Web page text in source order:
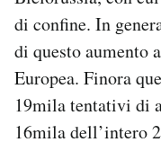
di confine. In
di questo aumento
Europea. Finora
19mila tentativi di
16mila dell’intero